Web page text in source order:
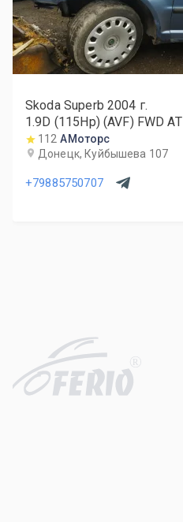
Skoda Superb 2004 г.
1.9D (115Hp) (AVF) FWD AT
112 АМоторс
Донецк, Куйбышева 107
+79885750707
R